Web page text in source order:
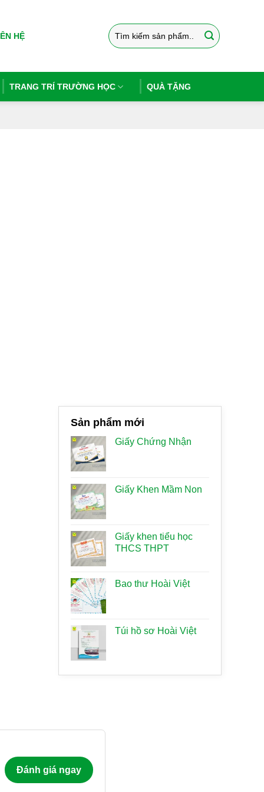
HỆ
Tìm
kiếm:
TRANG TRÍ TRƯỜNG HỌC QUÀ TẶNG
Sản phẩm mới
Giấy Chứng Nhận
Giấy Khen Mầm Non
Giấy khen tiểu học
THCS THPT
Bao thư Hoài Việt
Túi hồ sơ Hoài Việt
Đánh giá ngay